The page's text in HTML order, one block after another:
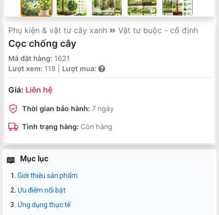
Phụ kiện & vật tư cây xanh Vật tư buộc - cố định
Cọc chống cây
Mã đặt hàng: 1621
Lượt xem: 118 | Lượt mua:
Giá: Liên hệ
Thời gian bảo hành: 7 ngày
Tình trạng hàng: Còn hàng
Mục lục
Giới thiệu sản phẩm
Ưu điểm nổi bật
Ứng dụng thực tế